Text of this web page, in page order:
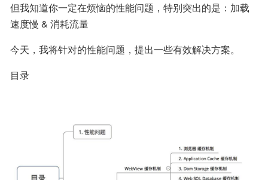
但我知道你一定在烦恼的性能问题，特别突出的是：加载
速度慢 & 消耗流量
今天，我将针对的性能问题，提出一些有效解决方案。
目录